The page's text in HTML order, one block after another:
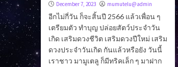
December 7, 2023 mumutelu@admin
อีกไม่กี่วัน ก็จะสิ้นปี 2566 แล้วเพื่อน ๆ
เตรียมตัว ทำบุญ ปล่อยสัตว์ประจำวัน
เกิด เสริมดวงชีวิต เสริมดวงปีใหม่ เสริม
ดวงประจำวันเกิด กันแล้วหรือยัง วันนี้
เราชาว มามูเตลู ก็มีทริคเล็ก ๆ มาฝาก